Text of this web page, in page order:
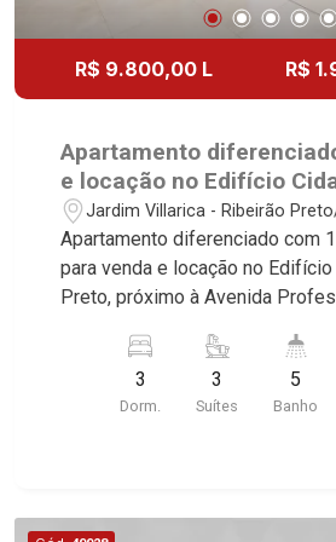
Quinta da Primavera, Bonfim
Jardim Paulista, Jardim
Ribeirânia, Nova Ribeirânia,
Centenário, Recreio das
Maria, San Marco, Vila Romana,
Juritis, Jardim dos Guaporés e
Residencial e Industrial. Avenida João Fiúsa,
1051 - Alto da Boa Vista |
R$ 9.800,00 L R$
Apartamento
e locação no Edifício
Preto, próximo à Avenida
João Fiúsa - Ribeirão
Jardim Villarica - Ribeirão
Apartamento diferenciado com
para venda e locação no
Preto, próximo à Avenida
Conheça as características
Martinelli Imobiliária selecionou
178m² de área útil - 3 suítes
micro-ondas - Área de serviço
3
Dorm.
3
Suítes
5
Banho